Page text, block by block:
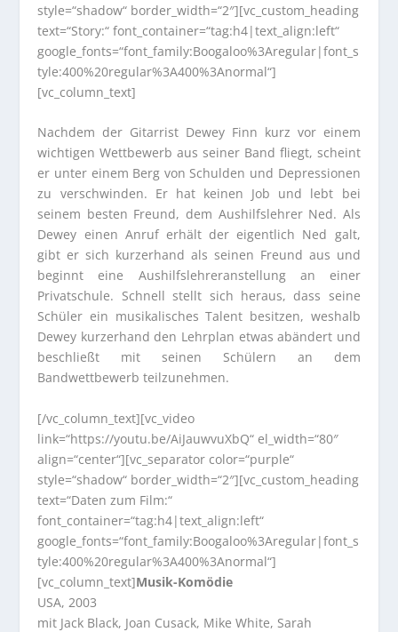
style=“shadow“ border_width=“2″][vc_custom_heading
text=“Story:“ font_container=“tag:h4|text_align:left“
google_fonts=“font_family:Boogaloo%3Aregular|font_s
tyle:400%20regular%3A400%3Anormal“]
[vc_column_text]
Nachdem der Gitarrist Dewey Finn kurz vor einem
wichtigen Wettbewerb aus seiner Band fliegt, scheint
er unter einem Berg von Schulden und Depressionen
zu verschwinden. Er hat keinen Job und lebt bei
seinem besten Freund, dem Aushilfslehrer Ned. Als
Dewey einen Anruf erhält der eigentlich Ned galt,
gibt er sich kurzerhand als seinen Freund aus und
beginnt eine Aushilfslehreranstellung an einer
Privatschule. Schnell stellt sich heraus, dass seine
Schüler ein musikalisches Talent besitzen, weshalb
Dewey kurzerhand den Lehrplan etwas abändert und
beschließt mit seinen Schülern an dem
Bandwettbewerb teilzunehmen.
[/vc_column_text][vc_video
link=“https://youtu.be/AiJauwvuXbQ“ el_width=“80″
align=“center“][vc_separator color=“purple“
style=“shadow“ border_width=“2″][vc_custom_heading
text=“Daten zum Film:“
font_container=“tag:h4|text_align:left“
google_fonts=“font_family:Boogaloo%3Aregular|font_s
tyle:400%20regular%3A400%3Anormal“]
[vc_column_text]Musik-Komödie
USA, 2003
mit Jack Black, Joan Cusack, Mike White, Sarah